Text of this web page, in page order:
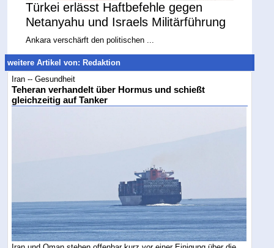
Türkei erlässt Haftbefehle gegen
Netanyahu und Israels Militärführung
Ankara verschärft den politischen ...
weitere Artikel von: Redaktion
Iran -- Gesundheit
Teheran verhandelt über Hormus und schießt
gleichzeitig auf Tanker